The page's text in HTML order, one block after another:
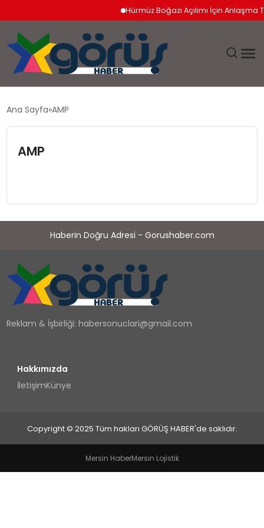
Hürmüz Boğazı Açılımı İçin Anlaşma
TEKNOLOJI
YAŞAM
Ana Sayfa AMP
AMP
Haberin Doğru Adresi - Gorushaber.com
Reklam & İşbirliği:habersonuclari@gmail.com
Hakkımızda
İletişimKünye
Copyright © 2025 Tüm hakları GÖRÜŞ HABER'de saklıdır.
Mersin HaberMersin Lojistik